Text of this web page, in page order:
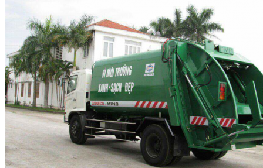
Thoát Nước Và Xử Lý
Chất Thải Hải Phòng